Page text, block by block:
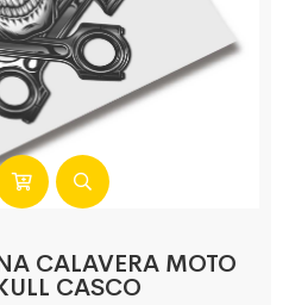
CALAVERA MOTO
CASCO